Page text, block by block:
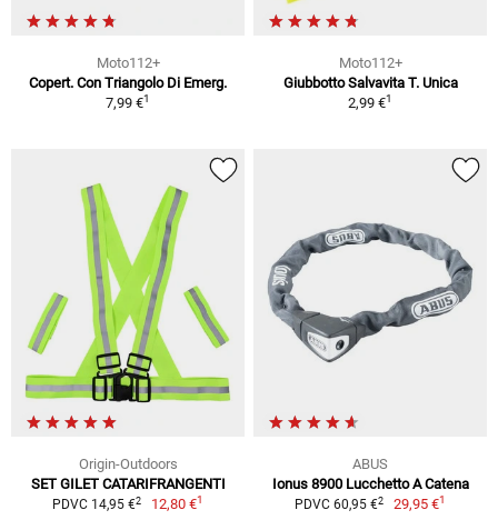
Moto112+
Copert. Con Triangolo Di Emerg.
7,99 €1
Moto112+
Giubbotto Salvavita T. Unica
2,99 €1
Origin-Outdoors
SET GILET CATARIFRANGENTI
PDVC 14,95 €2 12,80 €1
ABUS
Ionus 8900 Lucchetto A Catena
PDVC 60,95 €2 29,95 €1